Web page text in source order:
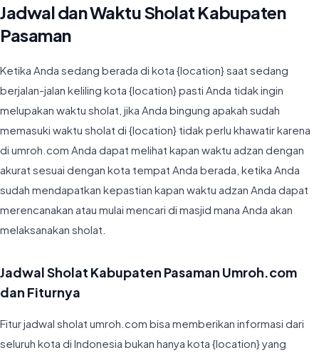
Jadwal dan Waktu Sholat Kabupaten
Pasaman
Ketika Anda sedang berada di kota {location} saat sedang
berjalan-jalan keliling kota {location} pasti Anda tidak ingin
melupakan waktu sholat, jika Anda bingung apakah sudah
memasuki waktu sholat di {location} tidak perlu khawatir karena
di umroh.com Anda dapat melihat kapan waktu adzan dengan
akurat sesuai dengan kota tempat Anda berada, ketika Anda
sudah mendapatkan kepastian kapan waktu adzan Anda dapat
merencanakan atau mulai mencari di masjid mana Anda akan
melaksanakan sholat.
Jadwal Sholat Kabupaten Pasaman Umroh.com
dan Fiturnya
Fitur jadwal sholat umroh.com bisa memberikan informasi dari
seluruh kota di Indonesia bukan hanya kota {location} yang